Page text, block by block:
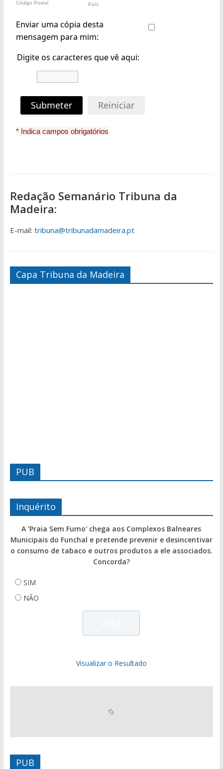
Código Postal País
Enviar uma cópia desta
mensagem para mim:
Digite os caracteres que vê aqui:
Submeter Reiniciar
* Indica campos obrigatórios
Redação Semanário Tribuna da
Madeira:
E-mail: tribuna@tribunadamadeira.pt
Capa Tribuna da Madeira
PUB
Inquérito
A 'Praia Sem Fumo' chega aos Complexos Balneares
Municipais do Funchal e pretende prevenir e desincentivar
o consumo de tabaco e outros produtos a ele associados.
Concorda?
SIM
NÃO
Visualizar o Resultado
PUB